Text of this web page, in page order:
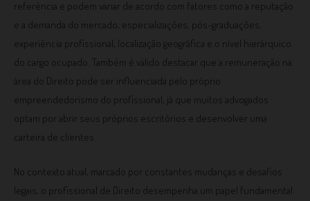
referência e podem variar de acordo com fatores como a reputação
e a demanda do mercado, especializações, pós-graduações,
experiência profissional, localização geográfica e o nível hierárquico
do cargo ocupado. Também é válido destacar que a remuneração na
área do Direito pode ser influenciada pelo próprio
empreendedorismo do profissional, já que muitos advogados
optam por abrir seus próprios escritórios e desenvolver uma
carteira de clientes.
No contexto atual, marcado por constantes mudanças e desafios
legais, o profissional de Direito desempenha um papel fundamental